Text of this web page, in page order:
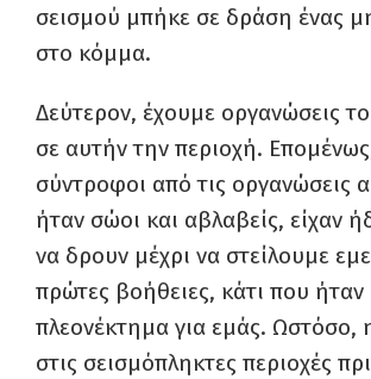
σεισμού μπήκε σε δράση ένας
στο κόμμα.
Δεύτερον, έχουμε οργανώσεις
σε αυτήν την περιοχή.
σύντροφοι από τις οργανώσεις
ήταν σώοι και αβλαβείς, είχαν
να δρουν μέχρι να στείλουμε
πρώτες βοήθειες, κάτι που ήταν
πλεονέκτημα για εμάς. Ωστόσο,
στις σεισμόπληκτες περιοχές